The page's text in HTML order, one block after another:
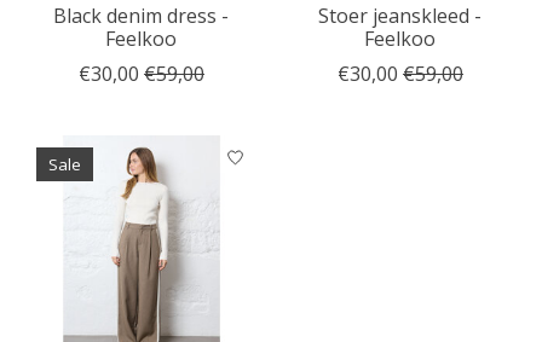
Black denim dress -
Feelkoo
€30,00 €59,00
Stoer jeanskleed -
Feelkoo
€30,00 €59,00
Sale